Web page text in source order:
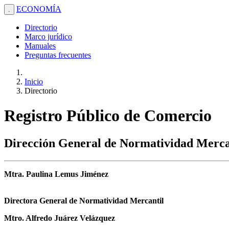
. ECONOMÍA
Directorio
Marco jurídico
Manuales
Preguntas frecuentes
Inicio
Directorio
Registro Público de Comercio
Dirección General de Normatividad
Mtra. Paulina Lemus Jiménez
Directora General de Normatividad Mercantil
Mtro. Alfredo Juárez Velázquez